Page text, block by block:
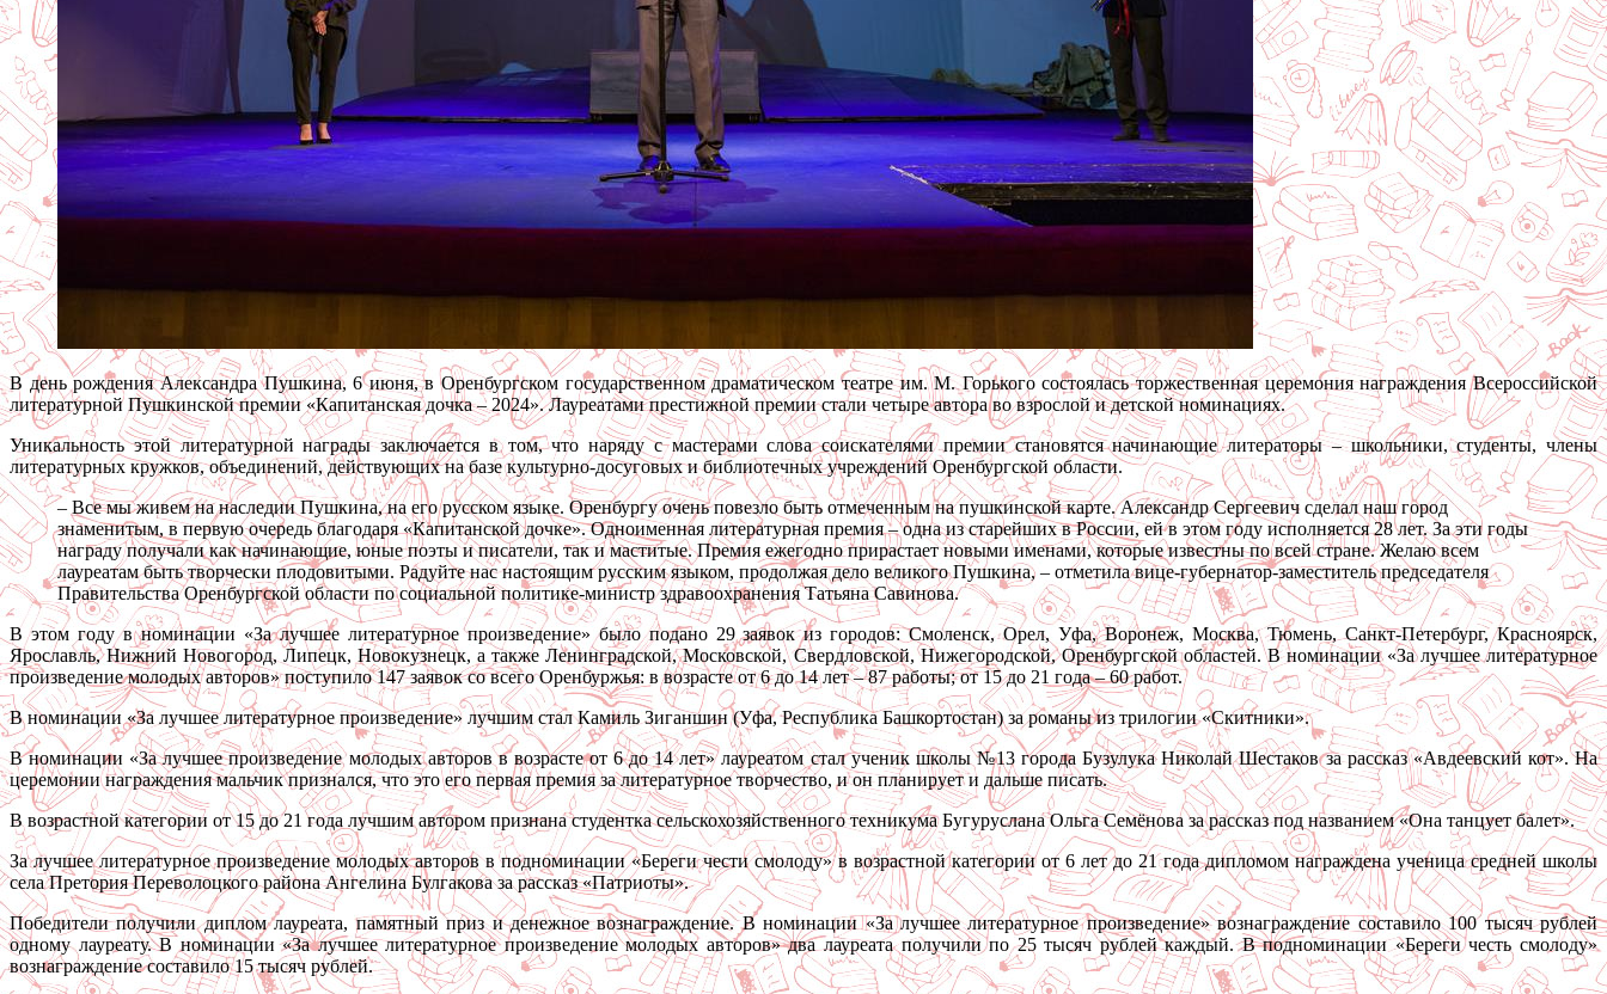
В день рождения Александра Пушкина, 6 июня, в Оренбургском государственном драматическом театре им. М. Горького состоялась торжественная церемония награждения Всероссийской
литературной Пушкинской премии «Капитанская дочка – 2024». Лауреатами престижной премии стали четыре автора во взрослой и детской номинациях.
Уникальность этой литературной награды заключается в том, что наряду с мастерами слова соискателями премии становятся начинающие литераторы – школьники, студенты, члены
литературных кружков, объединений, действующих на базе культурно-досуговых и библиотечных учреждений Оренбургской области.
– Все мы живем на наследии Пушкина, на его русском языке. Оренбургу очень повезло быть отмеченным на пушкинской карте. Александр Сергеевич сделал наш город
знаменитым, в первую очередь благодаря «Капитанской дочке». Одноименная литературная премия – одна из старейших в России, ей в этом году исполняется 28 лет. За эти годы
награду получали как начинающие, юные поэты и писатели, так и маститые. Премия ежегодно прирастает новыми именами, которые известны по всей стране. Желаю всем
лауреатам быть творчески плодовитыми. Радуйте нас настоящим русским языком, продолжая дело великого Пушкина, – отметила вице-губернатор-заместитель председателя
Правительства Оренбургской области по социальной политике-министр здравоохранения Татьяна Савинова.
В этом году в номинации «За лучшее литературное произведение» было подано 29 заявок из городов: Смоленск, Орел, Уфа, Воронеж, Москва, Тюмень, Санкт-Петербург, Красноярск,
Ярославль, Нижний Новогород, Липецк, Новокузнецк, а также Ленинградской, Московской, Свердловской, Нижегородской, Оренбургской областей. В номинации «За лучшее литературное
произведение молодых авторов» поступило 147 заявок со всего Оренбуржья: в возрасте от 6 до 14 лет – 87 работы; от 15 до 21 года – 60 работ.
В номинации «За лучшее литературное произведение» лучшим стал Камиль Зиганшин (Уфа, Республика Башкортостан) за романы из трилогии «Скитники».
В номинации «За лучшее произведение молодых авторов в возрасте от 6 до 14 лет» лауреатом стал ученик школы №13 города Бузулука Николай Шестаков за рассказ «Авдеевский кот». На
церемонии награждения мальчик признался, что это его первая премия за литературное творчество, и он планирует и дальше писать.
В возрастной категории от 15 до 21 года лучшим автором признана студентка сельскохозяйственного техникума Бугуруслана Ольга Семёнова за рассказ под названием «Она танцует балет».
За лучшее литературное произведение молодых авторов в подноминации «Береги чести смолоду» в возрастной категории от 6 лет до 21 года дипломом награждена ученица средней школы
села Претория Переволоцкого района Ангелина Булгакова за рассказ «Патриоты».
Победители получили диплом лауреата, памятный приз и денежное вознаграждение. В номинации «За лучшее литературное произведение» вознаграждение составило 100 тысяч рублей
одному лауреату. В номинации «За лучшее литературное произведение молодых авторов» два лауреата получили по 25 тысяч рублей каждый. В подноминации «Береги честь смолоду»
вознаграждение составило 15 тысяч рублей.